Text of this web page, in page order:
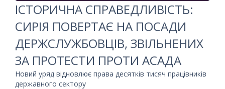
ІСТОРИЧНА СПРАВЕДЛИВІСТЬ:
СИРІЯ ПОВЕРТАЄ НА ПОСАДИ
ДЕРЖСЛУЖБОВЦІВ, ЗВІЛЬНЕНИХ
ЗА ПРОТЕСТИ ПРОТИ АСАДА
Новий уряд відновлює права десятків тисяч працівників
державного сектору